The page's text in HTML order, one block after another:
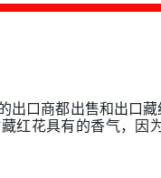
口商都出售和出口
红花具有的香气，